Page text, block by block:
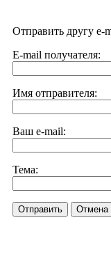
Отправить другу e-
E-mail получателя:
Имя отправителя:
Ваш e-mail:
Тема:
Отправить Отмена